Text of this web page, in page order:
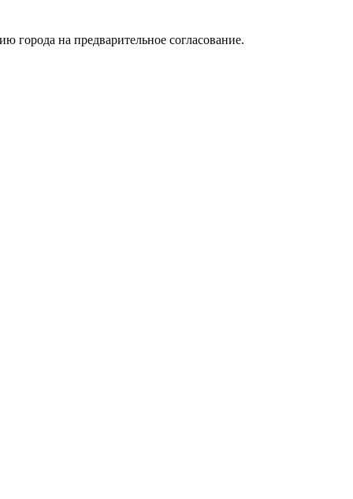
города на предварительное согласование.